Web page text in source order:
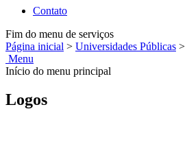
Contato
Fim do menu de serviços
Página inicial > Universidades Públicas >
Menu
Início do menu principal
Logos